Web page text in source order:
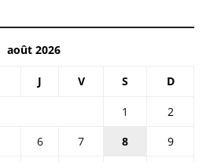
août 2026
J V S D
1
2
6 7 8
9